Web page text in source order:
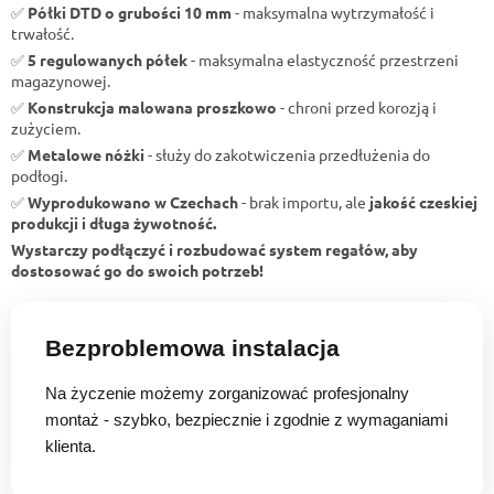
✅ Półki DTD o grubości 10 mm- maksymalna wytrzymałość i
trwałość.
✅ 5 regulowanych półek- maksymalna elastyczność przestrzeni
magazynowej.
✅ Konstrukcja malowana proszkowo - chroni przed korozją i
zużyciem.
✅ Metalowe nóżki - służy do zakotwiczenia przedłużenia do
podłogi.
✅Wyprodukowano w Czechach- brak importu, ale jakość czeskiej
produkcji i długa żywotność.
Wystarczy podłączyć i rozbudować system regałów, aby
dostosować go do swoich potrzeb!
Bezproblemowa instalacja
Na życzenie możemy zorganizować profesjonalny
montaż - szybko, bezpiecznie i zgodnie z wymaganiami
klienta.